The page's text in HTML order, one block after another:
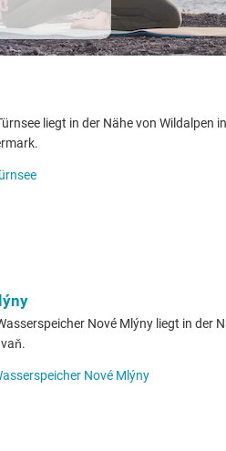
liegt in der Nähe von Wildalpen in
Nové Mlýny liegt in der
Nové Mlýny